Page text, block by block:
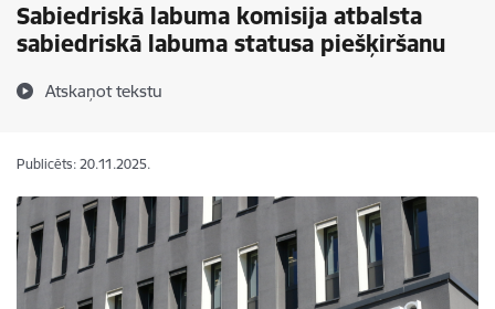
Sabiedriskā labuma komisija atbalsta
sabiedriskā labuma statusa piešķiršanu
Atskaņot tekstu
Publicēts: 20.11.2025.